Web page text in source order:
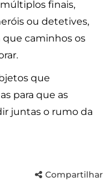
finais,
ou detetives,
que caminhos os
que
para que as
juntas o rumo da
Compartilhar